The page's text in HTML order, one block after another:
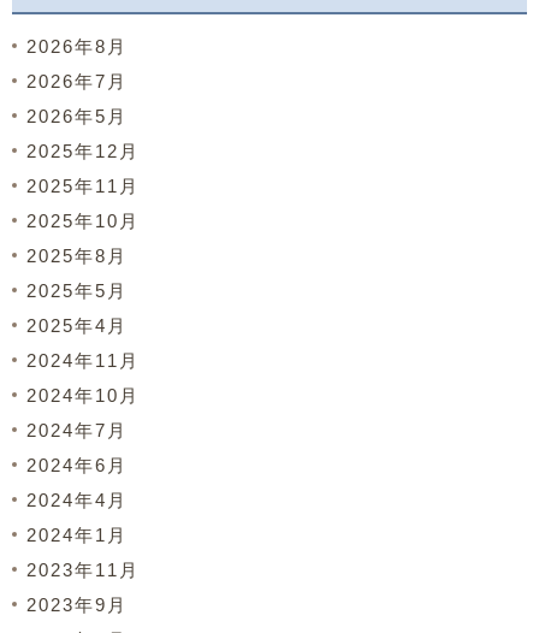
2026年8月
2026年7月
2026年5月
2025年12月
2025年11月
2025年10月
2025年8月
2025年5月
2025年4月
2024年11月
2024年10月
2024年7月
2024年6月
2024年4月
2024年1月
2023年11月
2023年9月